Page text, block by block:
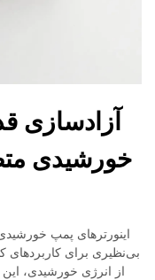
آزادسازی
خورشیدی
اینورترهای پمپ
بی‌نظیری برای کاربردهای